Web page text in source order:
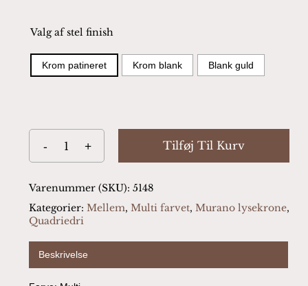
Valg af stel finish
Krom patineret Krom blank Blank guld
Tilføj Til Kurv
Varenummer (SKU): 5148
Kategorier: Mellem, Multi farvet, Murano lysekrone,
Quadriedri
Beskrivelse